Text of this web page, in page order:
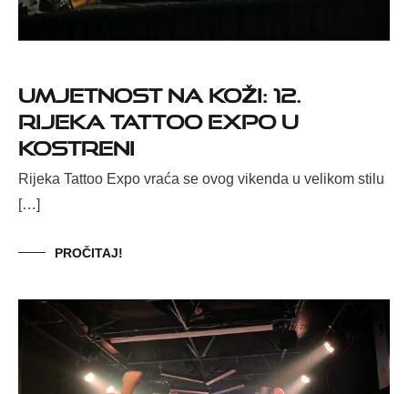
Umjetnost na koži: 12.
Rijeka Tattoo Expo u
Kostreni
Rijeka Tattoo Expo vraća se ovog vikenda u velikom stilu
[…]
PROČITAJ!